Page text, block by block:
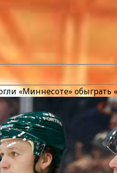
«Миннесоте» обыграть